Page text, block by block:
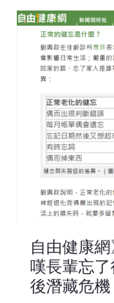
自由健康
嘆長輩忘
後潛藏危